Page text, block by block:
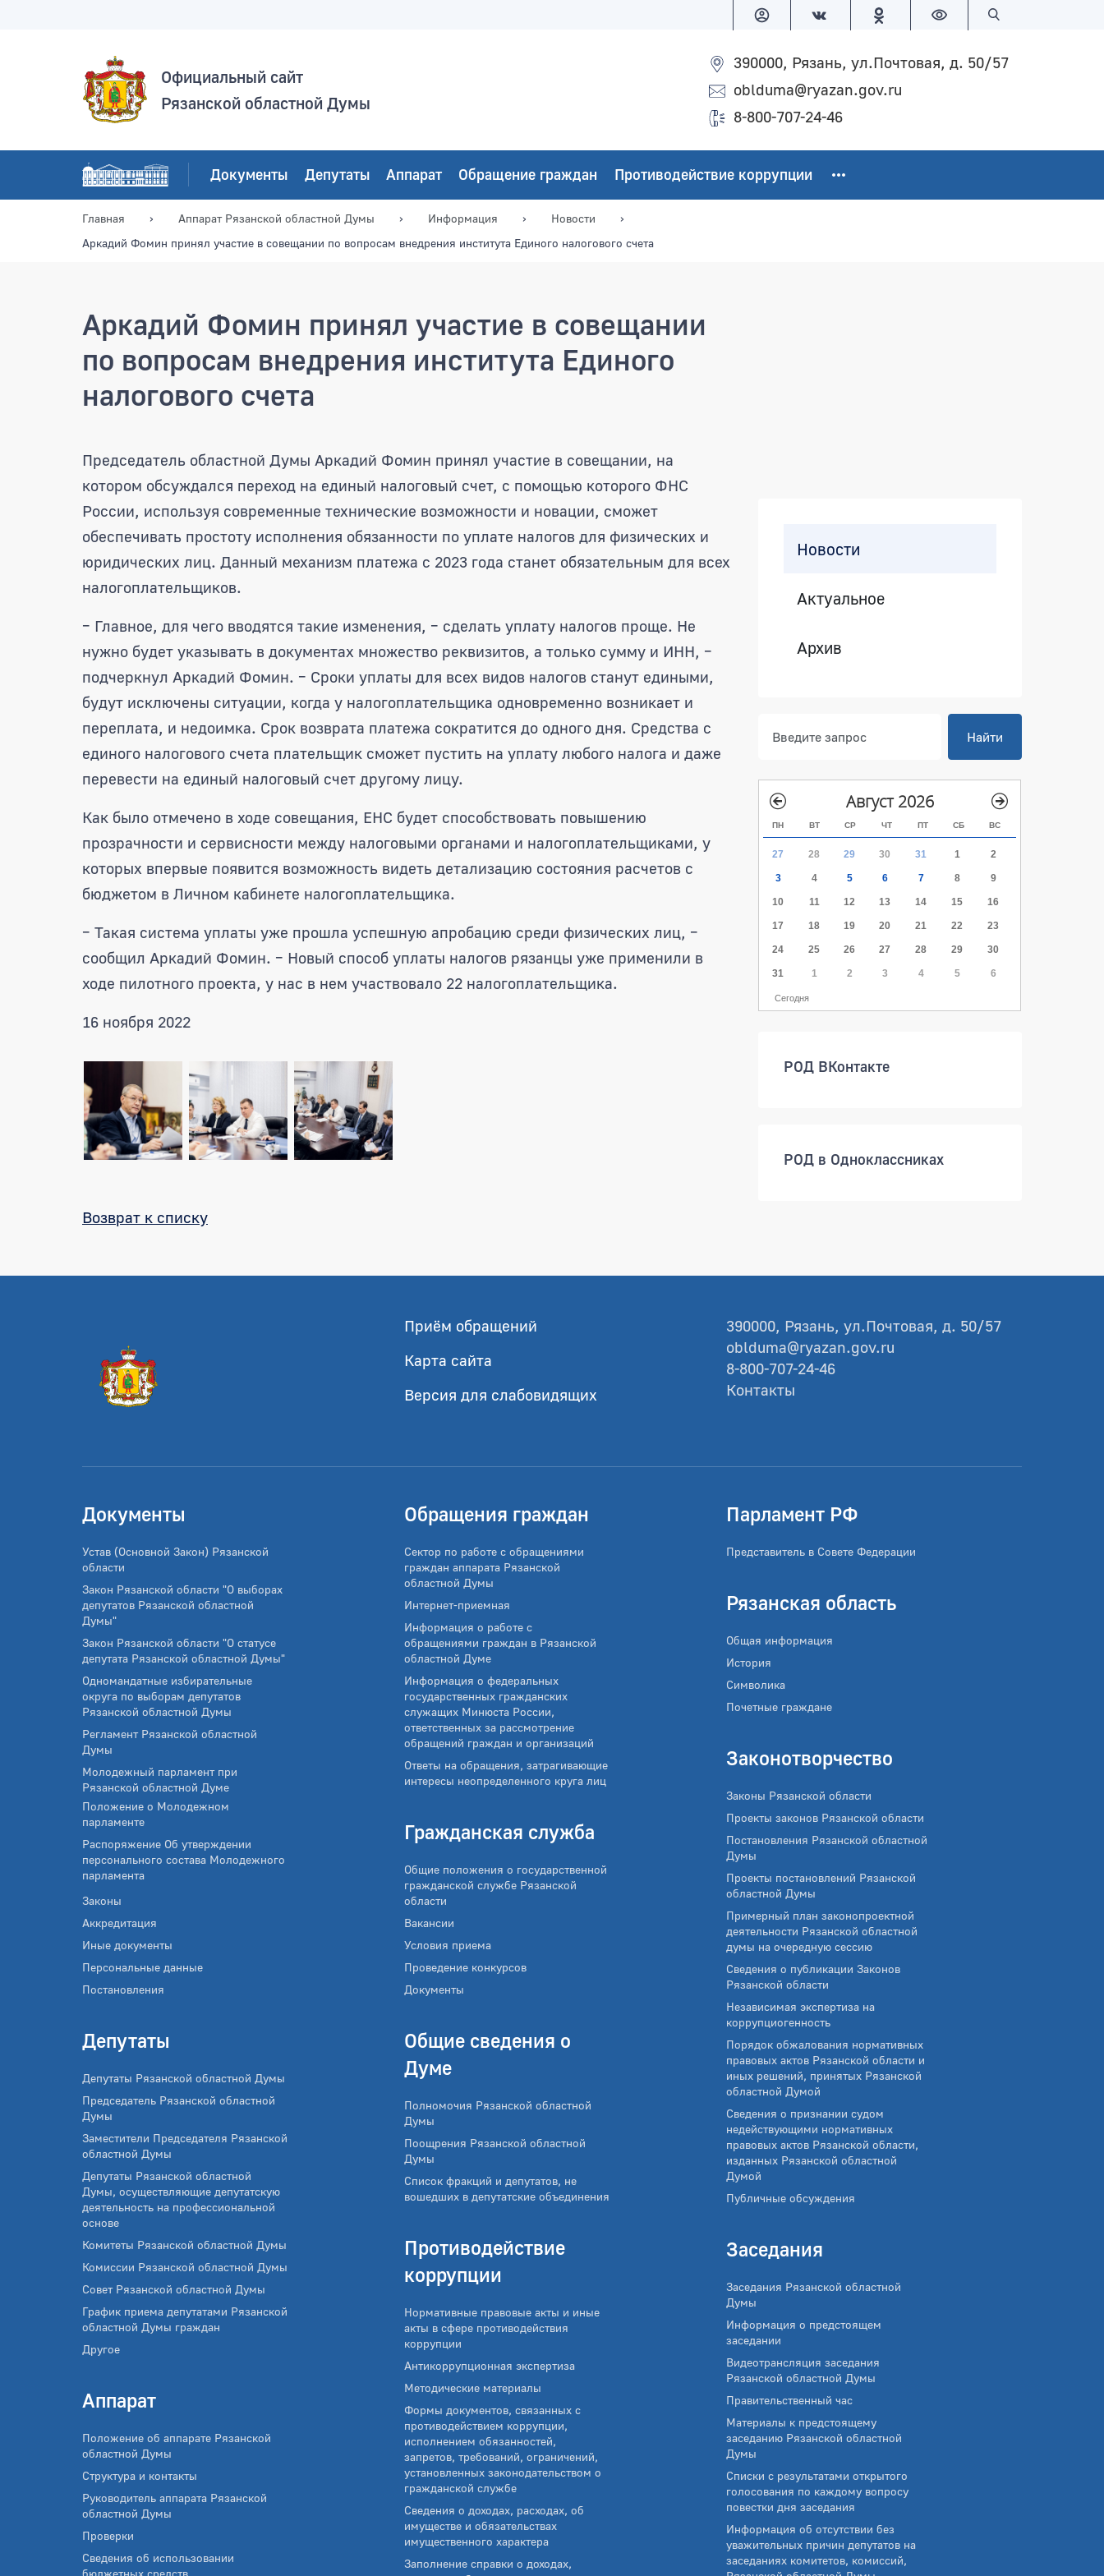
Версия для слабовидящих
Официальный сайт
Рязанской областной Думы
390000, Рязань, ул.Почтовая, д. 50/57
oblduma@ryazan.gov.ru
8-800-707-24-46
Документы Депутаты Аппарат Обращение граждан Противодействие коррупции
Главная Аппарат Рязанской областной Думы Информация
Новости
Аркадий Фомин принял участие в совещании по вопросам внедрения института Единого налогового счета
Аркадий Фомин принял участие в совещании
по вопросам внедрения института Единого
налогового счета
Аркадий Фомин принял участие в совещании по вопросам внедрения института Единого
Председатель областной Думы Аркадий Фомин принял участие в совещании, на
котором обсуждался переход на единый налоговый счет, с помощью которого ФНС
России, используя современные технические возможности и новации, сможет
обеспечивать простоту исполнения обязанности по уплате налогов для физических и
юридических лиц. Данный механизм платежа с 2023 года станет обязательным для всех
налогоплательщиков.
– Главное, для чего вводятся такие изменения, – сделать уплату налогов проще. Не
нужно будет указывать в документах множество реквизитов, а только сумму и ИНН, –
подчеркнул Аркадий Фомин. – Сроки уплаты для всех видов налогов станут едиными,
будут исключены ситуации, когда у налогоплательщика одновременно возникает и
переплата, и недоимка. Срок возврата платежа сократится до одного дня. Средства с
единого налогового счета плательщик сможет пустить на уплату любого налога и даже
перевести на единый налоговый счет другому лицу.
Как было отмечено в ходе совещания, ЕНС будет способствовать повышению
прозрачности и сервисности между налоговыми органами и налогоплательщиками, у
которых впервые появится возможность видеть детализацию состояния расчетов с
бюджетом в Личном кабинете налогоплательщика.
– Такая система уплаты уже прошла успешную апробацию среди физических лиц, –
сообщил Аркадий Фомин. – Новый способ уплаты налогов рязанцы уже применили в
ходе пилотного проекта, у нас в нем участвовало 22 налогоплательщика.
16 ноября 2022
Возврат к списку
Новости
Актуальное
Архив
Найти
Август 2026
ПН ВТ СР ЧТ ПТ СБ ВС
27 28 29 30 31 1 2
3 4 5 6 7 8 9
10 11 12 13 14 15 16
17 18 19 20 21 22 23
24 25 26 27 28 29 30
31 1 2 3 4 5 6
Сегодня
РОД ВКонтакте
РОД в Одноклассниках
Приём обращений
Карта сайта
Версия для слабовидящих
390000, Рязань, ул.Почтовая, д. 50/57
oblduma@ryazan.gov.ru
8-800-707-24-46
Контакты
Документы
Устав (Основной Закон) Рязанской
области
Закон Рязанской области "О выборах
депутатов Рязанской областной
Думы"
Закон Рязанской области "О статусе
депутата Рязанской областной Думы"
Одномандатные избирательные
округа по выборам депутатов
Рязанской областной Думы
Регламент Рязанской областной
Думы
Молодежный парламент при
Рязанской областной Думе
Положение о Молодежном
парламенте
Распоряжение Об утверждении
персонального состава Молодежного
парламента
Законы
Аккредитация
Иные документы
Персональные данные
Постановления
Депутаты
Депутаты Рязанской областной Думы
Председатель Рязанской областной
Думы
Заместители Председателя Рязанской
областной Думы
Депутаты Рязанской областной
Думы, осуществляющие депутатскую
деятельность на профессиональной
основе
Комитеты Рязанской областной Думы
Комиссии Рязанской областной Думы
Совет Рязанской областной Думы
График приема депутатами Рязанской
областной Думы граждан
Другое
Аппарат
Положение об аппарате Рязанской
областной Думы
Структура и контакты
Руководитель аппарата Рязанской
областной Думы
Проверки
Сведения об использовании
Обращения граждан
Сектор по работе с обращениями
граждан аппарата Рязанской
областной Думы
Интернет-приемная
Информация о работе с
обращениями граждан в Рязанской
областной Думе
Информация о федеральных
государственных гражданских
служащих Минюста России,
ответственных за рассмотрение
обращений граждан и организаций
Ответы на обращения, затрагивающие
интересы неопределенного круга лиц
Гражданская служба
Общие положения о государственной
гражданской службе Рязанской
области
Вакансии
Условия приема
Проведение конкурсов
Документы
Общие сведения о
Думе
Полномочия Рязанской областной
Думы
Поощрения Рязанской областной
Думы
Список фракций и депутатов, не
вошедших в депутатские объединения
Противодействие
коррупции
Нормативные правовые акты и иные
акты в сфере противодействия
коррупции
Антикоррупционная экспертиза
Методические материалы
Формы документов, связанных с
противодействием коррупции,
исполнением обязанностей,
запретов, требований, ограничений,
установленных законодательством о
гражданской службе
Сведения о доходах, расходах, об
имуществе и обязательствах
имущественного характера
Заполнение справки о доходах,
Парламент РФ
Представитель в Совете Федерации
Рязанская область
Общая информация
История
Символика
Почетные граждане
Законотворчество
Законы Рязанской области
Проекты законов Рязанской области
Постановления Рязанской областной
Думы
Проекты постановлений Рязанской
областной Думы
Примерный план законопроектной
деятельности Рязанской областной
думы на очередную сессию
Сведения о публикации Законов
Рязанской области
Независимая экспертиза на
коррупциогенность
Порядок обжалования нормативных
правовых актов Рязанской области и
иных решений, принятых Рязанской
областной Думой
Сведения о признании судом
недействующими нормативных
правовых актов Рязанской области,
изданных Рязанской областной
Думой
Публичные обсуждения
Заседания
Заседания Рязанской областной
Думы
Информация о предстоящем
заседании
Видеотрансляция заседания
Рязанской областной Думы
Правительственный час
Материалы к предстоящему
заседанию Рязанской областной
Думы
Списки с результатами открытого
голосования по каждому вопросу
повестки дня заседания
Информация об отсутствии без
уважительных причин депутатов на
заседаниях комитетов, комиссий,